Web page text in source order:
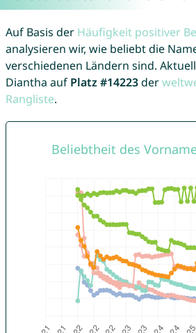
Auf Basis der Häufigkeit positiver
analysieren wir, wie beliebt die
verschiedenen Ländern sind.
Diantha auf Platz #14223der
Rangliste.